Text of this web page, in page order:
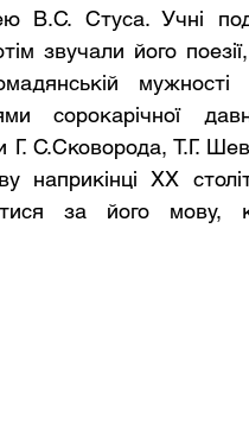
В.С. Стуса. Учні
звучали його поезії,
сорокарічної
С.Сковорода, Т.Г.
ХХ
за його мову,